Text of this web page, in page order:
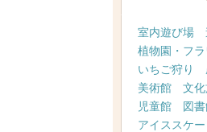
室内遊び場
植物園・フ
いちご狩り
美術館
文
児童館
図
アイススケ